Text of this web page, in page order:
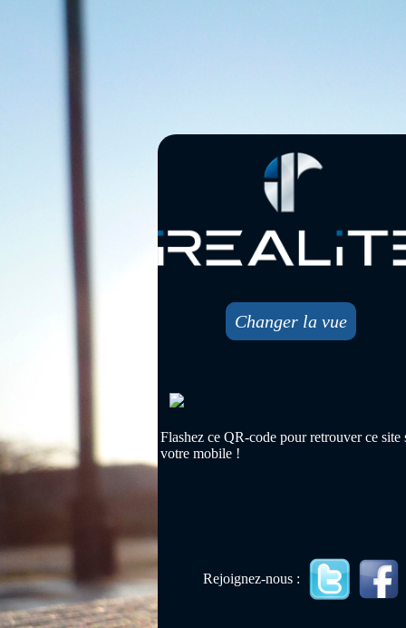
Changer la vue
Flashez ce QR-code pour retrouver ce site
votre mobile !
Rejoignez-nous :